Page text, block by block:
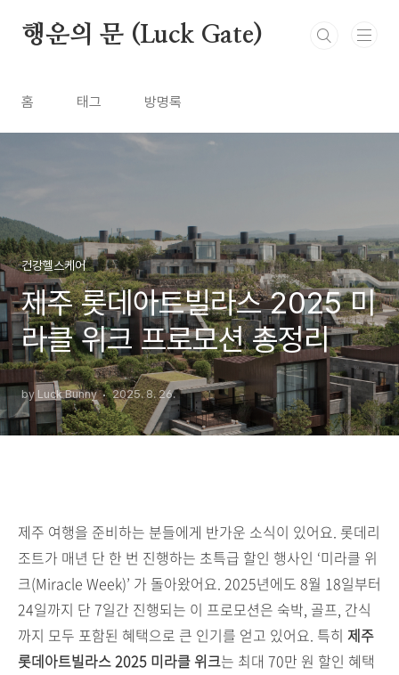
행운의 문 (Luck Gate)
홈 태그 방명록
건강헬스케어
제주 롯데아트빌라스 2025 미
라클 위크 프로모션 총정리
by Luck Bunny 2025. 8. 26.
제주 여행을 준비하는 분들에게 반가운 소식이 있어요. 롯데리
조트가 매년 단 한 번 진행하는 초특급 할인 행사인 ‘미라클 위
크(Miracle Week)’ 가 돌아왔어요. 2025년에도 8월 18일부터
24일까지 단 7일간 진행되는 이 프로모션은 숙박, 골프, 간식
까지 모두 포함된 혜택으로 큰 인기를 얻고 있어요. 특히 제주
롯데아트빌라스 2025 미라클 위크는 최대 70만 원 할인 혜택